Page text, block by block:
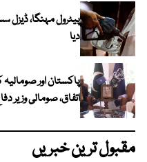
پیٹرول مہنگا، ڈیزل
دیا
پاکستان اور
اتفاق، صومالی وزیر
مقبول ترین خبریں